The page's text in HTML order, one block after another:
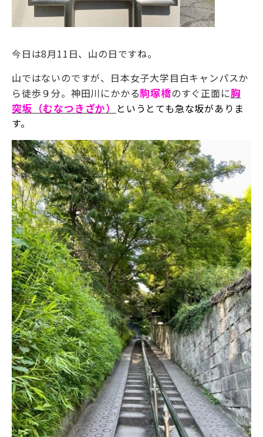
今日は8月11日、山の日ですね。
山ではないのですが、日本女子大学目白キャンパスか
ら徒歩９分。神田川にかかる駒塚橋のすぐ正面に胸
突坂（むなつきざか）
という とても急な坂がありま
す。